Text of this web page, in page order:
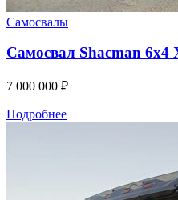
Самосвалы
Самосвал Shacman 6x4
7 000 000 ₽
Подробнее